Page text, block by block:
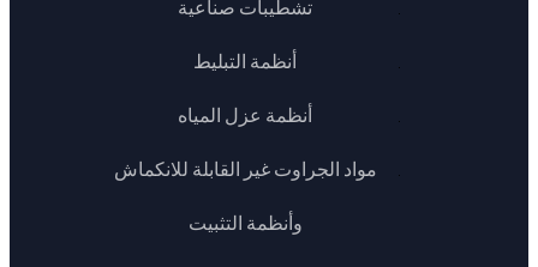
تشطيبات صناعية
أنظمة التبليط
أنظمة عزل المياه
مواد الجراوت غير القابلة للانكماش
وأنظمة التثبيت